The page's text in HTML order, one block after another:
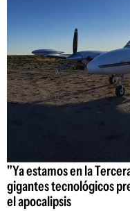
"Ya estamos en la
gigantes tecnológicos
el apocalipsis